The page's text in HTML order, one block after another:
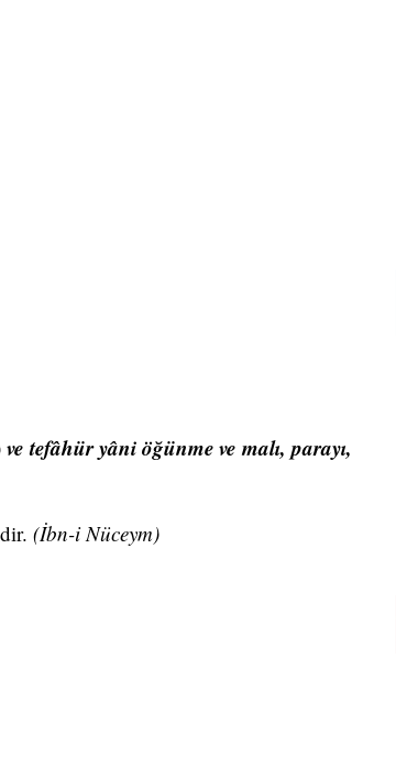
ve tefâhür yâni öğünme ve malı, parayı,
(İbn-i Nüceym)